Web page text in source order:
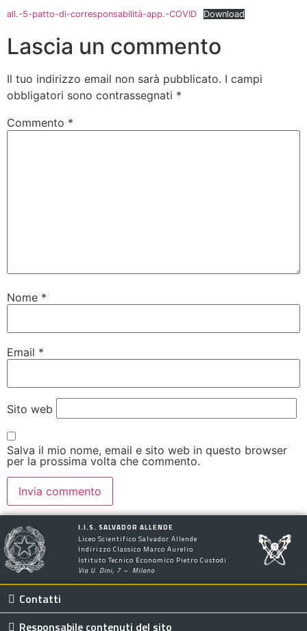
all.-5-patto-di-corresponsabilità-app.-COVID Download
Lascia un commento
Il tuo indirizzo email non sarà pubblicato. I campi
obbligatori sono contrassegnati *
Commento *
Nome *
Email *
Sito web
Salva il mio nome, email e sito web in questo browser
per la prossima volta che commento.
I.I.S. SALVADOR ALLENDE
Liceo Scientifico Salvador Allende
Indirizzo Classico Marco Aurelio
Istituto Tecnico Economico Pietro Custodi
Via U. Dini, 7 – Milano
Contatti
Responsabile contenuti del sito